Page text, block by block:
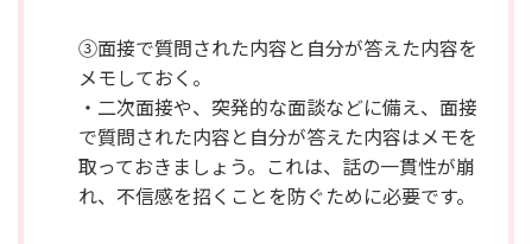
③面接で質問された内容と自分が答えた内容を
メモしておく。
・二次面接や、突発的な面談などに備え、面接
で質問された内容と自分が答えた内容はメモを
取っておきましょう。これは、話の一貫性が崩
れ、不信感を招くことを防ぐために必要です。